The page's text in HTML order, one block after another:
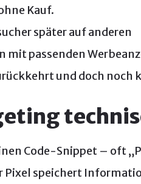
Kauf.
später auf anderen
mit passenden
und doch noch
Code-Snippet – oft
Pixel speichert